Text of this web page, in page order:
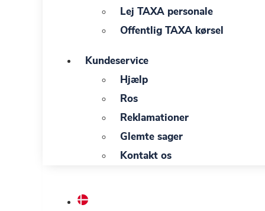
Lej TAXA personale
Offentlig TAXA kørsel
Kundeservice
Hjælp
Ros
Reklamationer
Glemte sager
Kontakt os